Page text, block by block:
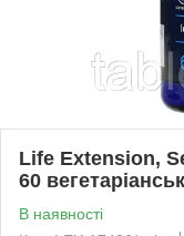
Life Extension,
60
В наявності